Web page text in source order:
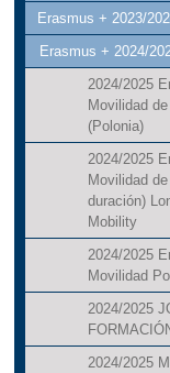
Erasmus + 2023/
Erasmus + 2024/
2024/2025
Movilidad
(Polonia)
2024/2025
Movilidad
duración)
Mobility
2024/2025
Movilidad
2024/2025
2024/2025